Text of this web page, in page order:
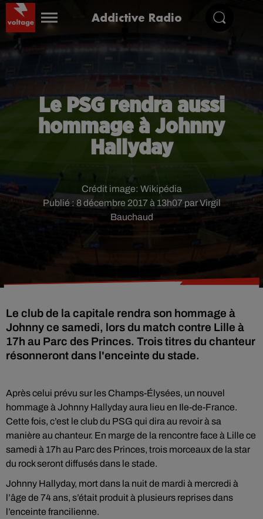
Addictive Radio
Le PSG rendra aussi
hommage à Johnny
Hallyday
Publié : 8 décembre 2017 à 13h07 par Virgil
Bauchaud
Crédit image: Wikipédia
Le club de la capitale rendra son hommage à
Johnny ce samedi, lors du match contre Lille à
17h au Parc des Princes. Trois titres du chanteur
résonneront dans l'enceinte du stade.
Après celui prévu sur les Champs-Élysées, un nouvel
hommage à Johnny Hallyday aura lieu en Ile-de-France.
Cette fois, c’est le club du PSG qui dira au revoir à sa
manière au chanteur. En marge de la rencontre face à Lille ce
samedi à 17h au Parc des Princes, trois morceaux de la star
du rock seront diffusés dans le stade.
Johnny Hallyday, mort dans la nuit de mardi à mercredi à
l’âge de 74 ans, s’était produit à plusieurs reprises dans
l’enceinte francilienne.